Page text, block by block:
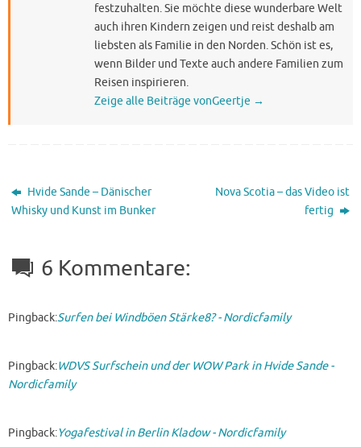
festzuhalten. Sie möchte diese wunderbare Welt
auch ihren Kindern zeigen und reist deshalb am
liebsten als Familie in den Norden. Schön ist es,
wenn Bilder und Texte auch andere Familien zum
Reisen inspirieren.
Zeige alle Beiträge vonGeertje →
Hvide Sande – Dänischer
Whisky und Kunst im Bunker
Nova Scotia – das Video ist
fertig
6 Kommentare:
Pingback:Surfen bei Windböen Stärke8? - Nordicfamily
Pingback:WDVS Surfschein und der WOW Park in Hvide Sande -
Nordicfamily
Pingback:Yogafestival in Berlin Kladow - Nordicfamily